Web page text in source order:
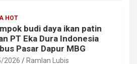
HOT
budi daya ikan patin
PT Eka Dura Indonesia
Pasar Dapur MBG
2026 Ramlan Lubis